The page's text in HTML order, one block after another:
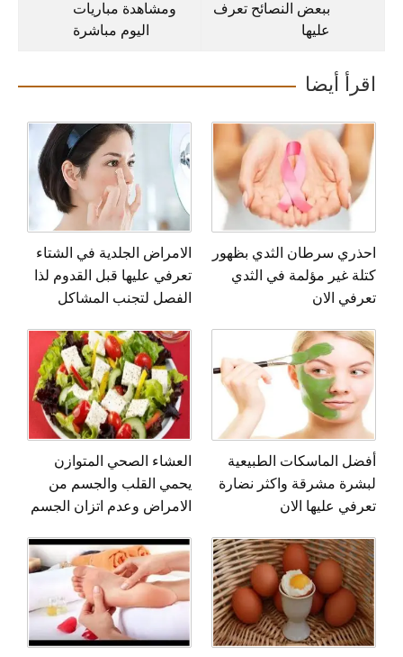
ببعض النصائح تعرف
عليها
ومشاهدة مباريات
اليوم مباشرة
اقرأ أيضا
احذري سرطان الثدي بظهور
كتلة غير مؤلمة في الثدي
تعرفي الان
الامراض الجلدية في الشتاء
تعرفي عليها قبل القدوم لذا
الفصل لتجنب المشاكل
أفضل الماسكات الطبيعية
لبشرة مشرقة واكثر نضارة
تعرفي عليها الان
العشاء الصحي المتوازن
يحمي القلب والجسم من
الامراض وعدم اتزان الجسم